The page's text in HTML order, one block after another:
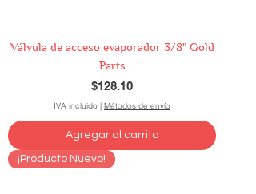
Válvula de acceso evaporador 3/8" Gold
Parts
Precio
$128.10
IVA incluido | Métodos de envío
Agregar al carrito
¡Producto Nuevo!